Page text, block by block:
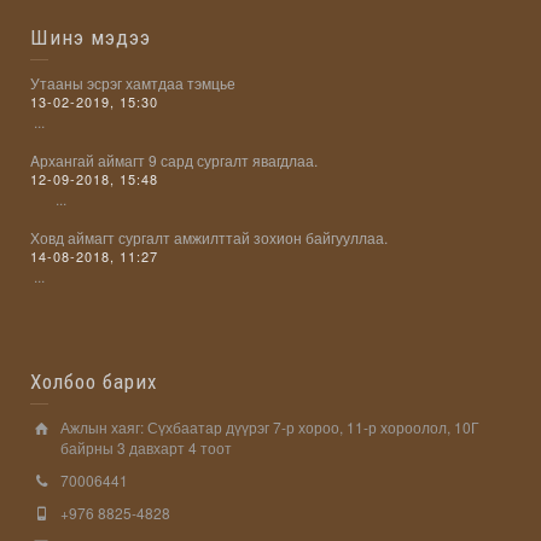
Шинэ мэдээ
Утааны эсрэг хамтдаа тэмцье
13-02-2019, 15:30
...
Aрхангай аймагт 9 сард сургалт явагдлаа.
12-09-2018, 15:48
...
Ховд аймагт сургалт амжилттай зохион байгууллаа.
14-08-2018, 11:27
...
Холбоо барих
Ажлын хаяг: Сүхбаатар дүүрэг 7-р хороо, 11-р хороолол, 10Г
байрны 3 давхарт 4 тоот
70006441
+976 8825-4828